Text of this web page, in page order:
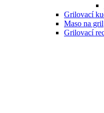
Grilovací
Maso na gril
Grilovací